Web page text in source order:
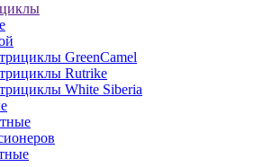
GreenCamel
Rutrike
White Siberia